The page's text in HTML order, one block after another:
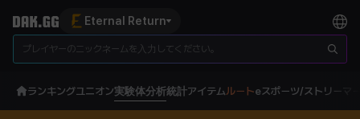
Eternal Return
ランキングユニオン実験体分析統計アイテムルートeスポーツ/ストリーマ